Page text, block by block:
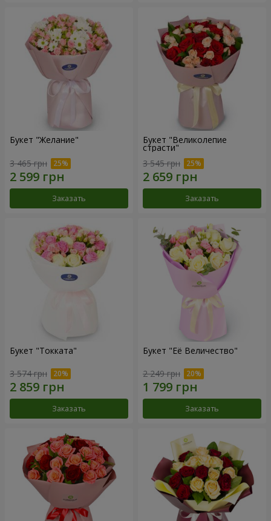
Букет "Желание"
3 465 грн
Заказать
Букет "Великолепие
страсти"
3 545 грн
Заказать
Букет "Токката"
3 574 грн
Заказать
Букет "Её Величество"
2 249 грн
Заказать